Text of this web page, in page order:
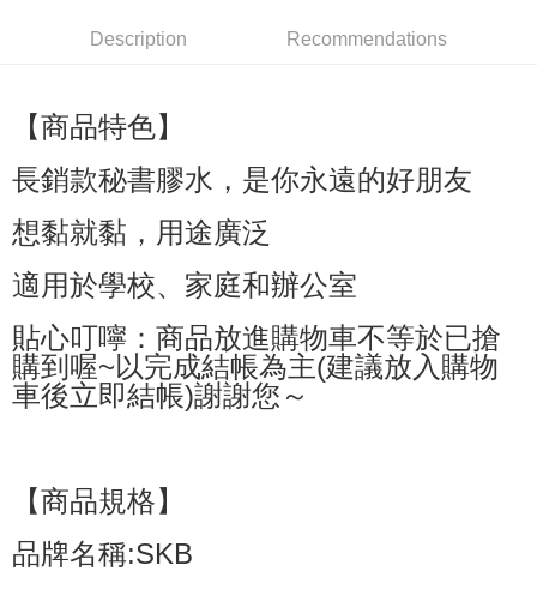
萊爾富取貨付款
NT$60/order | Free shipping on orders of NT$599 or more
NT$60/order | Free shipping on orders of NT$599 or more
7-11付款取貨
付款後7-11取貨
NT$60/order | Free shipping on orders of NT$599 or more
國家/地區配送0330
Description Recommendations
【商品特色】
長銷款秘書膠水，是你永遠的好朋友
想黏就黏，用途廣泛
適用於學校、家庭和辦公室
貼心叮嚀：商品放進購物車不等於已搶
購到喔~以完成結帳為主(建議放入購物
車後立即結帳)謝謝您～
【商品規格】
品牌名稱:SKB